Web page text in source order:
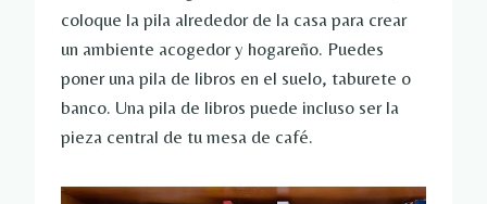
coloque la pila alrededor de la casa para crear
un ambiente acogedor y hogareño. Puedes
poner una pila de libros en el suelo, taburete o
banco. Una pila de libros puede incluso ser la
pieza central de tu mesa de café.